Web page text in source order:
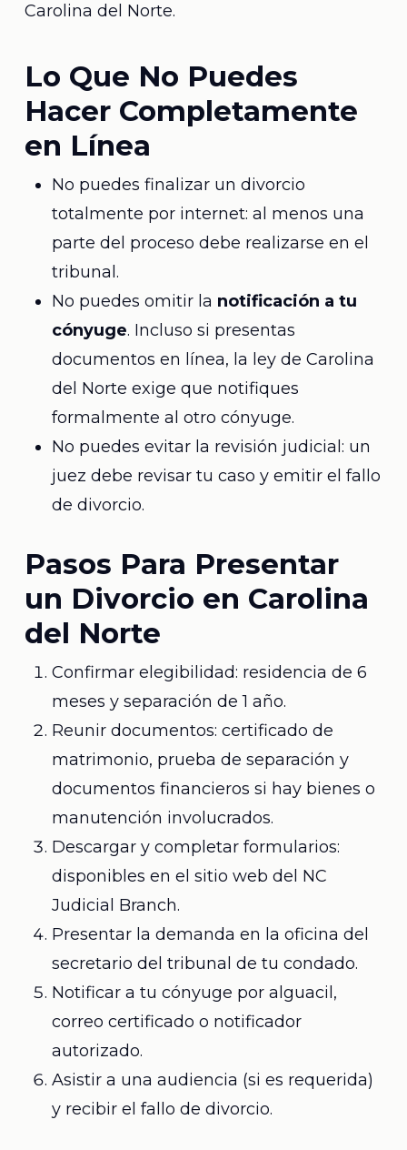
Carolina del Norte.
Lo Que No Puedes
Hacer Completamente
en Línea
No puedes finalizar un divorcio
totalmente por internet: al menos una
parte del proceso debe realizarse en el
tribunal.
No puedes omitir la notificación a tu
cónyuge. Incluso si presentas
documentos en línea, la ley de Carolina
del Norte exige que notifiques
formalmente al otro cónyuge.
No puedes evitar la revisión judicial: un
juez debe revisar tu caso y emitir el fallo
de divorcio.
Pasos Para Presentar
un Divorcio en Carolina
del Norte
Confirmar elegibilidad: residencia de 6
meses y separación de 1 año.
Reunir documentos: certificado de
matrimonio, prueba de separación y
documentos financieros si hay bienes o
manutención involucrados.
Descargar y completar formularios:
disponibles en el sitio web del NC
Judicial Branch.
Presentar la demanda en la oficina del
secretario del tribunal de tu condado.
Notificar a tu cónyuge por alguacil,
correo certificado o notificador
autorizado.
Asistir a una audiencia (si es requerida)
y recibir el fallo de divorcio.